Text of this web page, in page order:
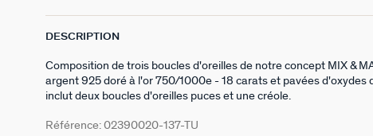
DESCRIPTION
Composition de trois boucles d'oreilles de notre concept MIX &
argent 925 doré à l'or 750/1000e - 18 carats et pavées d'oxydes
inclut deux boucles d'oreilles puces et une créole.
Référence: 02390020-137-TU